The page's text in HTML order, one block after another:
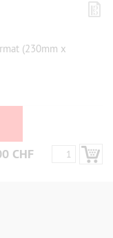
(230mm x
CHF